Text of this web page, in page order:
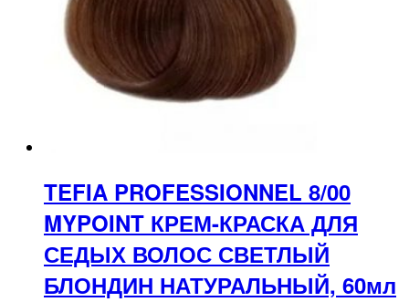
TEFIA PROFESSIONNEL 8/00
MYPOINT КРЕМ-КРАСКА ДЛЯ
СЕДЫХ ВОЛОС СВЕТЛЫЙ
БЛОНДИН НАТУРАЛЬНЫЙ, 60мл